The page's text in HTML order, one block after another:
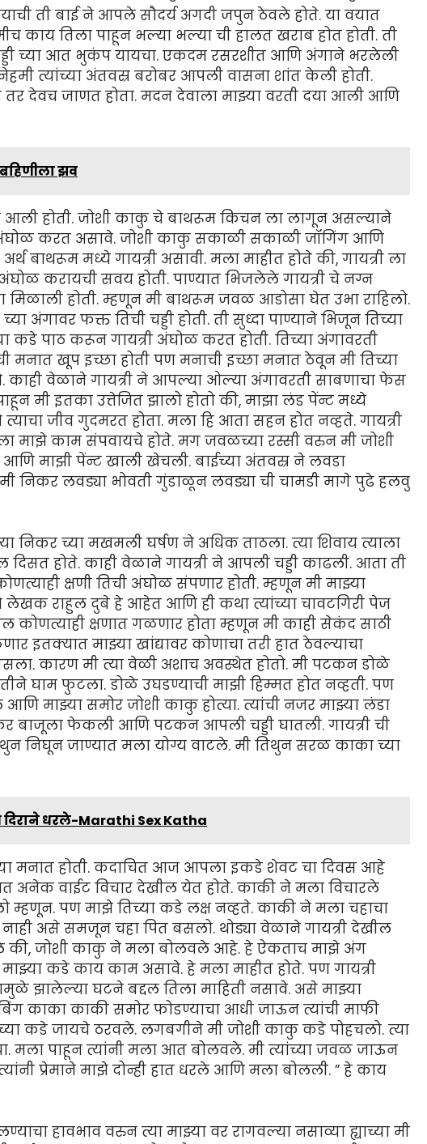
ती बाई ने आपले सौदर्य अगदी जपुन ठेवले होते. या वयात
काय तिला पाहून भल्या भल्या ची हालत खराब होत होती. ती
च्या आत भुकंप यायचा. एकदम रसरशीत आणि अंगाने भरलेली
त्यांच्या अंतवस्र बरोबर आपली वासना शांत केली होती.
तर देवच जाणत होता. मदन देवाला माझ्या वरती दया आली आणि
झव
होती. जोशी काकु चे बाथरूम किचन ला लागून असल्याने
करत असावे. जोशी काकु सकाळी सकाळी जॉगिंग आणि
बाथरूम मध्ये गायत्री असावी. मला माहीत होते की, गायत्री ला
करायची सवय होती. पाण्यात भिजलेले गायत्री चे नग्न
मिळाली होती. म्हणून मी बाथरूम जवळ आडोसा घेत उभा राहिलो.
अंगावर फक्त तिची चड्डी होती. ती सुध्दा पाण्याने भिजून तिच्या
कडे पाठ करून गायत्री अंघोळ करत होती. तिच्या अंगावरती
मनात खूप इच्छा होती पण मनाची इच्छा मनात ठेवून मी तिच्या
काही वेळाने गायत्री ने आपल्या ओल्या अंगावरती साबणाचा फेस
मी इतका उत्तेजित झालो होतो की, माझा लंड पेंन्ट मध्ये
जीव गुदमरत होता. मला हि आता सहन होत नव्हते. गायत्री
माझे काम संपवायचे होते. मग जवळच्या रस्सी वरुन मी जोशी
माझी पेंन्ट खाली खेचली. बाईच्या अंतवस्र ने लवडा
निकर लवड्या भोवती गुंडाळून लवड्या ची चामडी मागे पुढे हलवु
निकर च्या मखमली घर्षण ने अधिक ताठला. त्या शिवाय त्याला
दिसत होते. काही वेळाने गायत्री ने आपली चड्डी काढली. आता ती
क्षणी तिची अंघोळ संपणार होती. म्हणून मी माझ्या
लेखक राहुल दुबे हे आहेत आणि ही कथा त्यांच्या चावटगिरी पेज
कोणत्याही क्षणात गळणार होता म्हणून मी काही सेकंद साठी
इतक्यात माझ्या खांद्यावर कोणाचा तरी हात ठेवल्याचा
कारण मी त्या वेळी अशाच अवस्थेत होतो. मी पटकन डोळे
घाम फुटला. डोळे उघडण्याची माझी हिम्मत होत नव्हती. पण
माझ्या समोर जोशी काकु होत्या. त्यांची नजर माझ्या लंडा
बाजूला फेकली आणि पटकन आपली चड्डी घातली. गायत्री ची
निघून जाण्यात मला योग्य वाटले. मी तिथुन सरळ काका च्या
धरले-Marathi Sex Katha
मनात होती. कदाचित आज आपला इकडे शेवट चा दिवस आहे
अनेक वाईट विचार देखील येत होते. काकी ने मला विचारले
पण माझे तिच्या कडे लक्ष नव्हते. काकी ने मला चहाचा
असे समजून चहा पित बसलो. थोड्या वेळाने गायत्री देखील
की, जोशी काकु ने मला बोलवले आहे. हे ऐकताच माझे अंग
कडे काय काम असावे. हे मला माहीत होते. पण गायत्री
झालेल्या घटने बद्दल तिला माहिती नसावे. असे माझ्या
काका काकी समोर फोडण्याचा आधी जाऊन त्यांची माफी
कडे जायचे ठरवले. लगबगीने मी जोशी काकु कडे पोहचलो. त्या
मला पाहून त्यांनी मला आत बोलवले. मी त्यांच्या जवळ जाऊन
प्रेमाने माझे दोन्ही हात धरले आणि मला बोलली. ” हे काय
हावभाव वरुन त्या माझ्या वर रागवल्या नसाव्या ह्याच्या मी